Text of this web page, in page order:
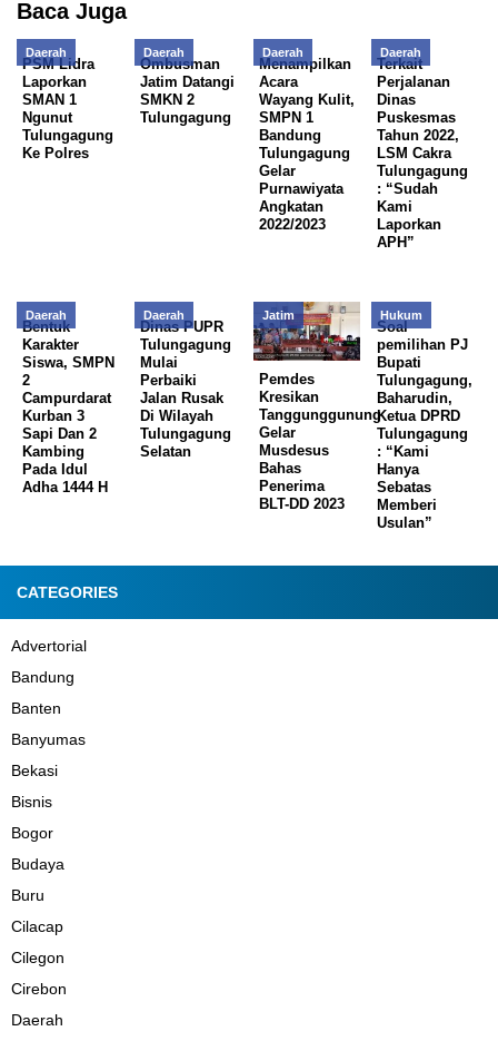
Baca Juga
Daerah
PSM Lidra
Laporkan
SMAN 1
Ngunut
Tulungagung
Ke Polres
Daerah
Ombusman
Jatim Datangi
SMKN 2
Tulungagung
Daerah
Menampilkan
Acara
Wayang Kulit,
SMPN 1
Bandung
Tulungagung
Gelar
Purnawiyata
Angkatan
2022/2023
Daerah
Terkait
Perjalanan
Dinas
Puskesmas
Tahun 2022,
LSM Cakra
Tulungagung
: “Sudah
Kami
Laporkan
APH”
Daerah
Bentuk
Karakter
Siswa, SMPN
2
Campurdarat
Kurban 3
Sapi Dan 2
Kambing
Pada Idul
Adha 1444 H
Daerah
Dinas PUPR
Tulungagung
Mulai
Perbaiki
Jalan Rusak
Di Wilayah
Tulungagung
Selatan
Jatim
Pemdes
Kresikan
Tanggunggunung
Gelar
Musdesus
Bahas
Penerima
BLT-DD 2023
Hukum
Soal
pemilihan PJ
Bupati
Tulungagung,
Baharudin,
Ketua DPRD
Tulungagung
: “Kami
Hanya
Sebatas
Memberi
Usulan”
CATEGORIES
Advertorial
Bandung
Banten
Banyumas
Bekasi
Bisnis
Bogor
Budaya
Buru
Cilacap
Cilegon
Cirebon
Daerah